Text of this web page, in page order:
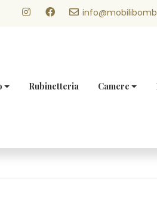
Rubinetteria Camere